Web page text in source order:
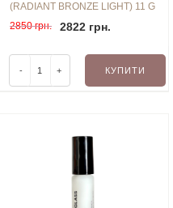
(RADIANT BRONZE LIGHT) 11 G
2850 грн.
2822 грн.
- + КУПИТИ